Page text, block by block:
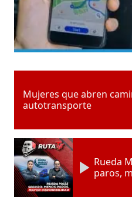
Mujeres que abren
autotransporte
Rueda
paros,